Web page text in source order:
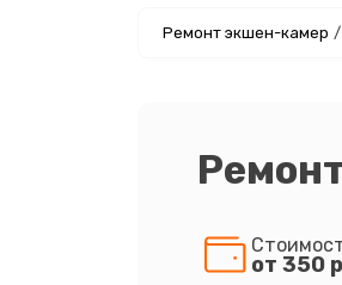
Ремонт экшен-камер /
от 350